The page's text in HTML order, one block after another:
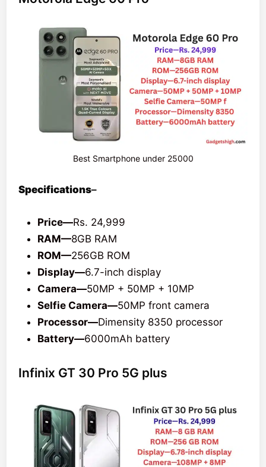
Best Smartphone under 25000
Specifications–
Price—Rs. 24,999
RAM—8GB RAM
ROM—256GB ROM
Display—6.7-inch display
Camera—50MP + 50MP + 10MP
Selfie Camera—50MP front camera
Processor—Dimensity 8350 processor
Battery—6000mAh battery
Infinix GT 30 Pro 5G plus